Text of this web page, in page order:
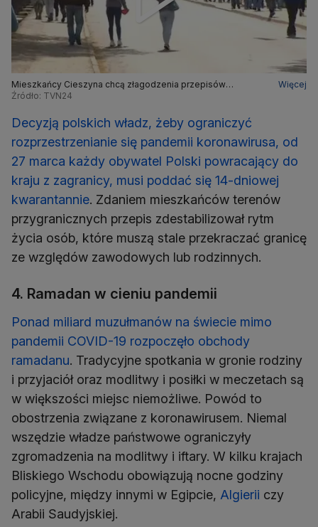
Mieszkańcy Cieszyna chcą złagodzenia przepisów
dotyczących przekraczania granicy
Więcej
Źródło: TVN24
Decyzją polskich władz, żeby ograniczyć
rozprzestrzenianie się pandemii koronawirusa, od
27 marca każdy obywatel Polski powracający do
kraju z zagranicy, musi poddać się 14-dniowej
kwarantannie. Zdaniem mieszkańców terenów
przygranicznych przepis zdestabilizował rytm
życia osób, które muszą stale przekraczać granicę
ze względów zawodowych lub rodzinnych.
4. Ramadan w cieniu pandemii
Ponad miliard muzułmanów na świecie mimo
pandemii COVID-19 rozpoczęło obchody
ramadanu. Tradycyjne spotkania w gronie rodziny
i przyjaciół oraz modlitwy i posiłki w meczetach są
w większości miejsc niemożliwe. Powód to
obostrzenia związane z koronawirusem. Niemal
wszędzie władze państwowe ograniczyły
zgromadzenia na modlitwy i iftary. W kilku krajach
Bliskiego Wschodu obowiązują nocne godziny
policyjne, między innymi w Egipcie, Algierii czy
Arabii Saudyjskiej.